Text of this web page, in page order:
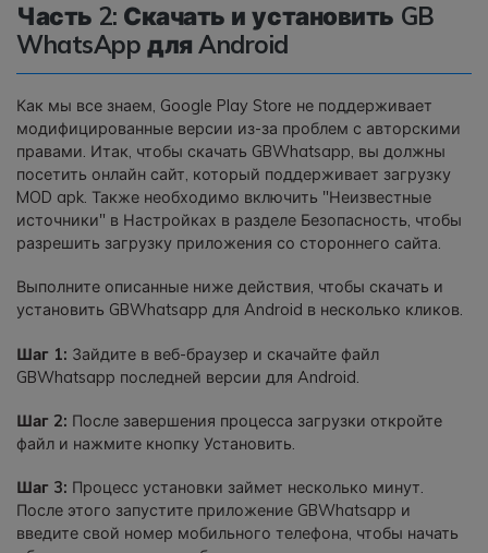
Часть 2: Скачать и установить GB
WhatsApp для Android
Как мы все знаем, Google Play Store не поддерживает
модифицированные версии из-за проблем с авторскими
правами. Итак, чтобы скачать GBWhatsapp, вы должны
посетить онлайн сайт, который поддерживает загрузку
MOD apk. Также необходимо включить "Неизвестные
источники" в Настройках в разделе Безопасность, чтобы
разрешить загрузку приложения со стороннего сайта.
Выполните описанные ниже действия, чтобы скачать и
установить GBWhatsapp для Android в несколько кликов.
Шаг 1: Зайдите в веб-браузер и скачайте файл
GBWhatsapp последней версии для Android.
Шаг 2: После завершения процесса загрузки откройте
файл и нажмите кнопку Установить.
Шаг 3: Процесс установки займет несколько минут.
После этого запустите приложение GBWhatsapp и
введите свой номер мобильного телефона, чтобы начать